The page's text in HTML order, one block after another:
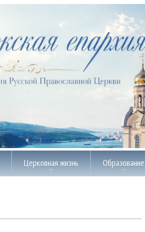
Церковная жизнь Образование